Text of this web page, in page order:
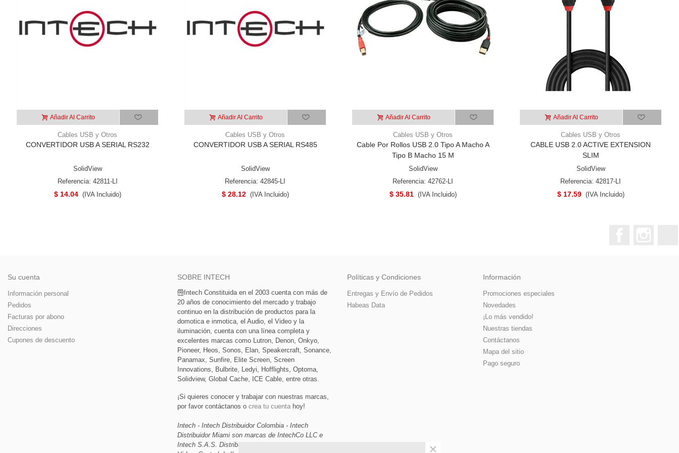
Añadir Al Carrito
Cables USB y Otros
CONVERTIDOR USB A SERIAL RS232
SolidView
Referencia: 42811-LI
$ 14.04 (IVA Incluido)
Añadir Al Carrito
Cables USB y Otros
CONVERTIDOR USB A SERIAL RS485
SolidView
Referencia: 42845-LI
$ 28.12 (IVA Incluido)
Añadir Al Carrito
Cables USB y Otros
Cable Por Rollos USB 2.0 Tipo A Macho A
Tipo B Macho 15 M
SolidView
Referencia: 42762-LI
$ 35.81 (IVA Incluido)
Añadir Al Carrito
Cables USB y Otros
CABLE USB 2.0 ACTIVE EXTENSION
SLIM
SolidView
Referencia: 42817-LI
$ 17.59 (IVA Incluido)
Su cuenta
Información personal
Pedidos
Facturas por abono
Direcciones
Cupones de descuento
SOBRE INTECH
Intech Constituida en el 2003 cuenta con más de
20 años de conocimiento del mercado y trabajo
continuo en la distribución de productos para la
domotica e inmotica, el Audio, el Video y la
iluminación, cuenta con una línea completa y
excelentes marcas como Lutron, Denon, Onkyo,
Pioneer, Heos, Sonos, Elan, Speakercraft, Sonance,
Panamax, Sunfire, Elite Screen, Screen
Innovations, Bulbrite, Ledyi, Hofflights, Optoma,
Solidview, Global Cache, ICE Cable, entre otras.
¡Si quieres conocer y trabajar con nuestras marcas,
por favor contáctanos o crea tu cuenta hoy!
Intech - Intech Distribuidor Colombia - Intech
Distribuidor Miami son marcas de IntechCo LLC e
Intech S.A.S. Distribuidor de Domótica, Audio,
Políticas y Condiciones
Entregas y Envío de Pedidos
Habeas Data
Información
Promociones especiales
Novedades
¡Lo más vendido!
Nuestras tiendas
Contáctanos
Mapa del sitio
Pago seguro
×